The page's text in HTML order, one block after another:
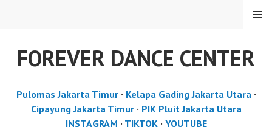
FOREVER DANCE CENTER
MENU
Pulomas Jakarta Timur· Kelapa Gading Jakarta Utara·
Cipayung Jakarta Timur· PIK Pluit Jakarta Utara
INSTAGRAM · TIKTOK· YOUTUBE